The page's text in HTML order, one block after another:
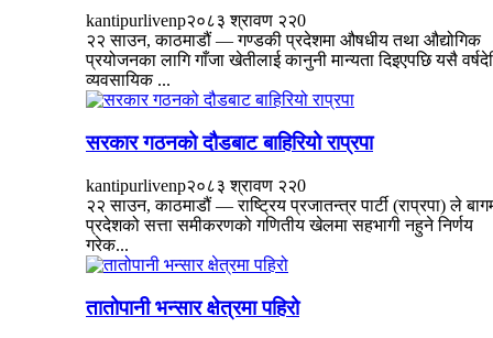
kantipurlivenp२०८३ श्रावण २२0
२२ साउन, काठमाडौं — गण्डकी प्रदेशमा औषधीय तथा औद्योगिक
प्रयोजनका लागि गाँजा खेतीलाई कानुनी मान्यता दिइएपछि यसै
व्यवसायिक ...
सरकार गठनको दौडबाट बाहिरियो राप्रपा
kantipurlivenp२०८३ श्रावण २२0
२२ साउन, काठमाडौं — राष्ट्रिय प्रजातन्त्र पार्टी (राप्रपा) ले
प्रदेशको सत्ता समीकरणको गणितीय खेलमा सहभागी नहुने निर्णय
गरेक...
तातोपानी भन्सार क्षेत्रमा पहिरो